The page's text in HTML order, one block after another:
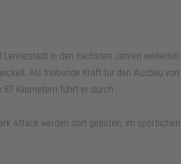
in den nächsten Jahren
Als treibende Kraft für den Ausbau von
Kilometern führt er durch ...
Attack werden dort geboten, im